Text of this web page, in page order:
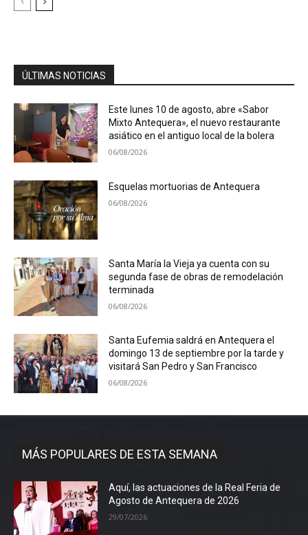
ÚLTIMAS NOTICIAS
Este lunes 10 de agosto, abre «Sabor
Mixto Antequera», el nuevo restaurante
asiático en el antiguo local de la bolera
06/08/2026
Esquelas mortuorias de Antequera
06/08/2026
Santa María la Vieja ya cuenta con su
segunda fase de obras de remodelación
terminada
06/08/2026
Santa Eufemia saldrá en Antequera el
domingo 13 de septiembre por la tarde y
visitará San Pedro y San Francisco
06/08/2026
MÁS POPULARES DE ESTA SEMANA
Aquí, las actuaciones de la Real Feria de
Agosto de Antequera de 2026
29/07/2026